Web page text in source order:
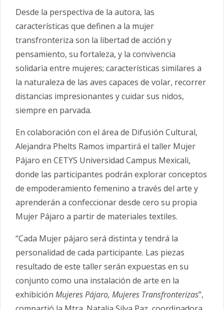
Desde la perspectiva de la autora, las
características que definen a la mujer
transfronteriza son la libertad de acción y
pensamiento, su fortaleza, y la convivencia
solidaria entre mujeres; características similares a
la naturaleza de las aves capaces de volar, recorrer
distancias impresionantes y cuidar sus nidos,
siempre en parvada.
En colaboración con el área de Difusión Cultural,
Alejandra Phelts Ramos impartirá el taller Mujer
Pájaro en CETYS Universidad Campus Mexicali,
donde las participantes podrán explorar conceptos
de empoderamiento femenino a través del arte y
aprenderán a confeccionar desde cero su propia
Mujer Pájaro a partir de materiales textiles.
“Cada Mujer pájaro será distinta y tendrá la
personalidad de cada participante. Las piezas
resultado de este taller serán expuestas en su
conjunto como una instalación de arte en la
exhibición Mujeres Pájaro, Mujeres Transfronterizas”,